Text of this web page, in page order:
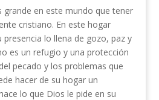
grande en este mundo que tener
cristiano. En este hogar
presencia lo llena de gozo, paz y
es un refugio y una protección
pecado y los problemas que
hacer de su hogar un
lo que Dios le pide en su